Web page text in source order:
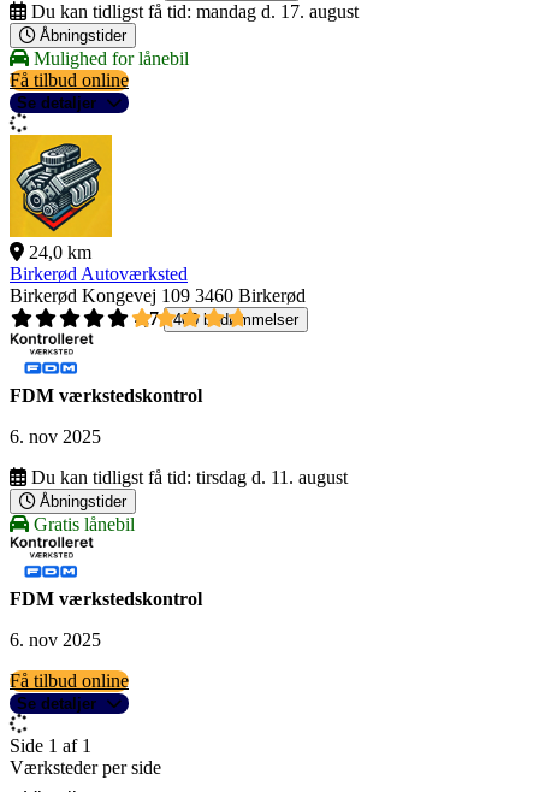
Du kan tidligst få tid: mandag d. 17. august
Åbningstider
Mulighed for lånebil
Få tilbud online
Se detaljer
24,0 km
Birkerød Autoværksted
Birkerød Kongevej 109 3460 Birkerød
4,7
400 bedømmelser
FDM værkstedskontrol
6. nov 2025
Du kan tidligst få tid: tirsdag d. 11. august
Åbningstider
Gratis lånebil
FDM værkstedskontrol
6. nov 2025
Få tilbud online
Se detaljer
Side 1 af 1
Værksteder per side